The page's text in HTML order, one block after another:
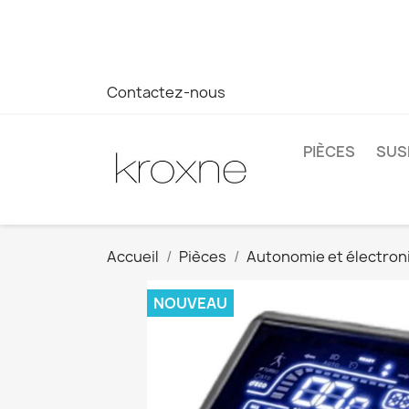
Contactez-nous
PIÈCES
Accueil Pièces Autonomie et
NOUVEAU